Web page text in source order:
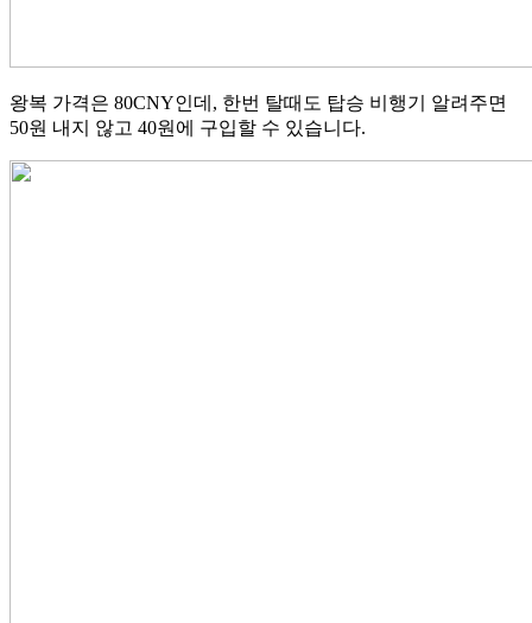
왕복 가격은 80CNY인데, 한번 탈때도 탑승 비행기 알려주면
50원 내지 않고 40원에 구입할 수 있습니다.